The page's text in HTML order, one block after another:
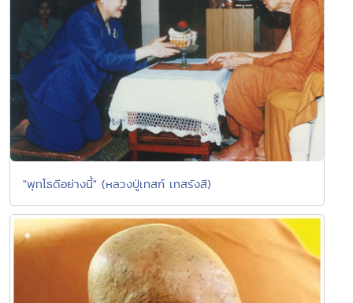
"พุทโธดีอย่างนี้" (หลวงปู่เทสก์ เทสรังสี)